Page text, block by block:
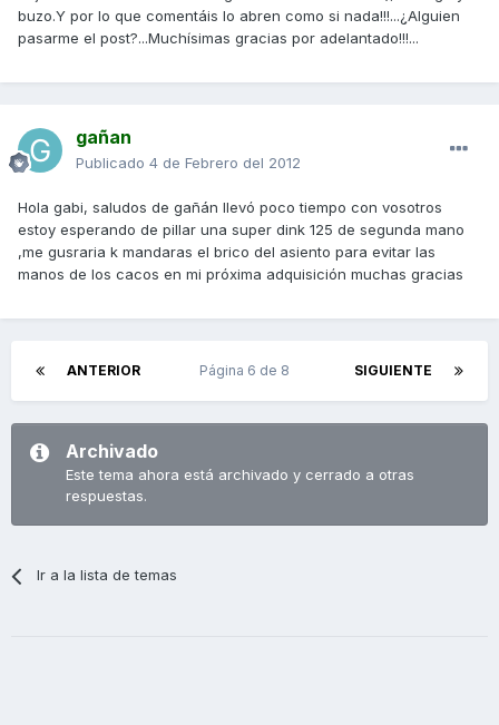
buzo.Y por lo que comentáis lo abren como si nada!!!...¿Alguien
pasarme el post?...Muchísimas gracias por adelantado!!!...
gañan
Publicado 4 de Febrero del 2012
Hola gabi, saludos de gañán llevó poco tiempo con vosotros
estoy esperando de pillar una super dink 125 de segunda mano
,me gusraria k mandaras el brico del asiento para evitar las
manos de los cacos en mi próxima adquisición muchas gracias
ANTERIOR SIGUIENTE
Página 6 de 8
Archivado
Este tema ahora está archivado y cerrado a otras
respuestas.
Ir a la lista de temas